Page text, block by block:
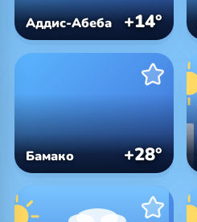
Аддис-Абеба +14°
Бамако +28°